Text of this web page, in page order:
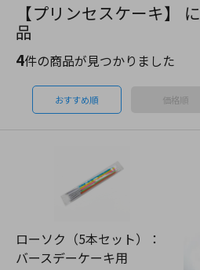
【プリンセスケーキ】
品
4件の商品が見つかりました
おすすめ順 価格順
ローソク（5本セット）：
バースデーケーキ用